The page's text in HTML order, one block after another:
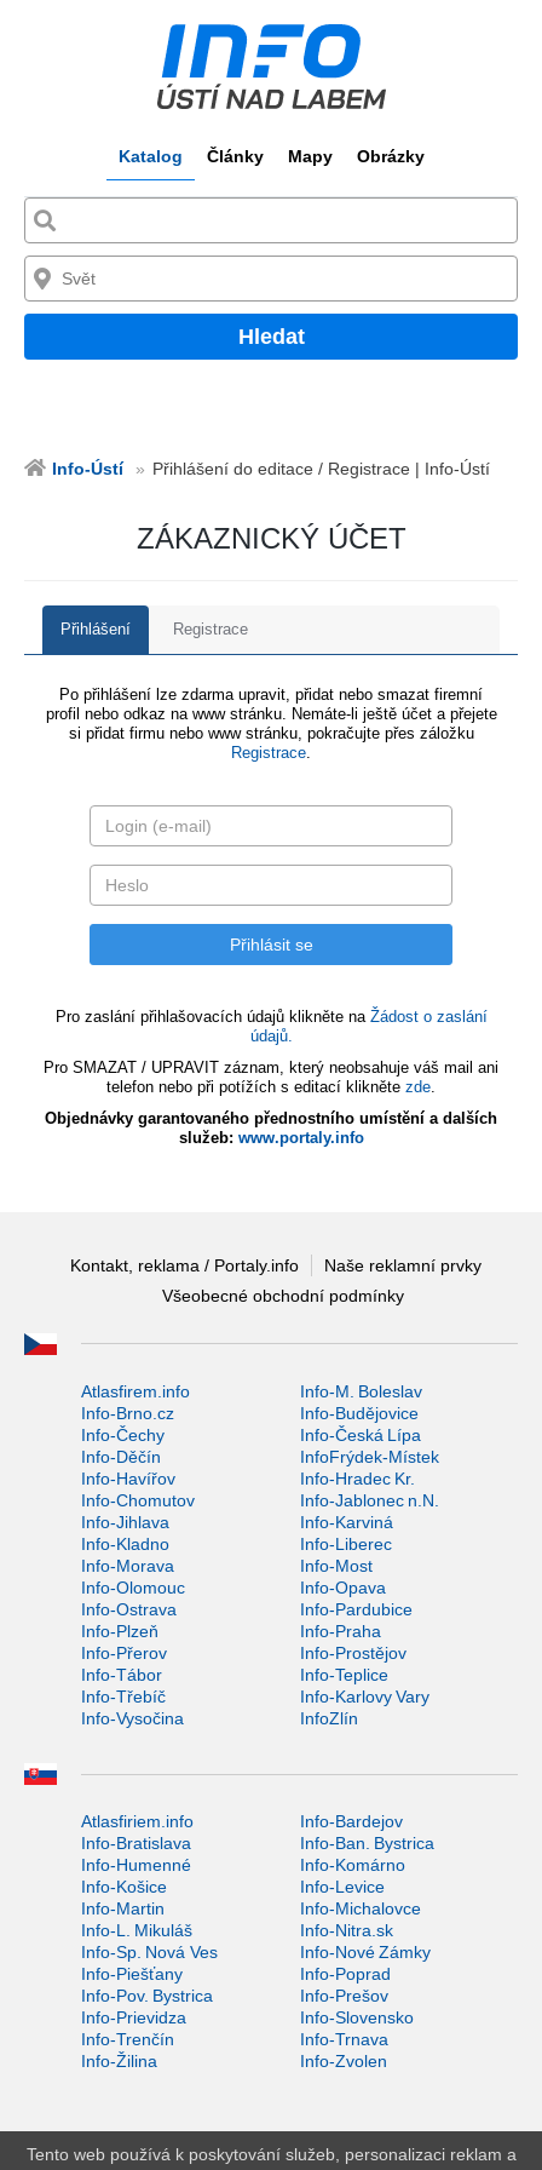
Katalog Články Mapy Obrázky
Hledat
Info-Ústí Přihlášení do editace / Registrace | Info-Ústí
ZÁKAZNICKÝ ÚČET
Přihlášení Registrace
Po přihlášení lze zdarma upravit, přidat nebo smazat firemní
profil nebo odkaz na www stránku. Nemáte-li ještě účet a přejete
si přidat firmu nebo www stránku, pokračujte přes záložku
Registrace.
Pro zaslání přihlašovacích údajů klikněte na Žádost o zaslání
údajů.
Pro SMAZAT / UPRAVIT záznam, který neobsahuje váš mail ani
telefon nebo při potížích s editací klikněte zde.
Objednávky garantovaného přednostního umístění a dalších
služeb: www.portaly.info
Kontakt, reklama / Portaly.info
Naše reklamní prvky
Všeobecné obchodní podmínky
Atlasfirem.info
Info-M. Boleslav
Info-Brno.cz
Info-Budějovice
Info-Čechy
Info-Česká Lípa
Info-Děčín
InfoFrýdek-Místek
Info-Havířov
Info-Hradec Kr.
Info-Chomutov
Info-Jablonec n.N.
Info-Jihlava
Info-Karviná
Info-Kladno
Info-Liberec
Info-Morava
Info-Most
Info-Olomouc
Info-Opava
Info-Ostrava
Info-Pardubice
Info-Plzeň
Info-Praha
Info-Přerov
Info-Prostějov
Info-Tábor
Info-Teplice
Info-Třebíč
Info-Karlovy Vary
Info-Vysočina
InfoZlín
Atlasfiriem.info
Info-Bardejov
Info-Bratislava
Info-Ban. Bystrica
Info-Humenné
Info-Komárno
Info-Košice
Info-Levice
Info-Martin
Info-Michalovce
Info-L. Mikuláš
Info-Nitra.sk
Info-Sp. Nová Ves
Info-Nové Zámky
Info-Piešťany
Info-Poprad
Info-Pov. Bystrica
Info-Prešov
Info-Prievidza
Info-Slovensko
Info-Trenčín
Info-Trnava
Info-Žilina
Info-Zvolen
Tento web používá k poskytování služeb, personalizaci reklam a